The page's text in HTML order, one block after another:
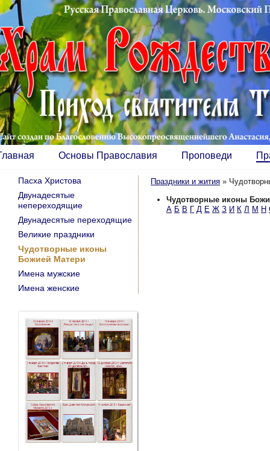
Основы Православия Проповеди
Праздники и жития »
Чудотворные иконы
А Б В Г Д Е Ж З И К Л М Н
Пасха Христова
Двунадесятые
непереходящие
Двунадесятые переходящие
Великие праздники
Чудотворные иконы
Божией Матери
Имена мужские
Имена женские